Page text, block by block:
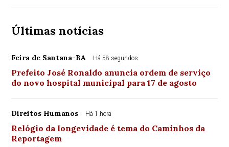
Últimas notícias
Feira de Santana-BA Há 58 segundos
Prefeito José Ronaldo anuncia ordem de serviço
do novo hospital municipal para 17 de agosto
Direitos Humanos Há 1 hora
Relógio da longevidade é tema do Caminhos da
Reportagem